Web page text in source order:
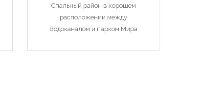
Спальный район в хорошем
расположении между
Водоканалом и парком Мира